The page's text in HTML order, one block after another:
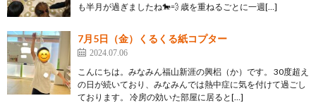
も半月が過ぎましたね🐎💨 歳を重ねるごとに一週[…]
7月5日（金）くるくる紙コプター
2024.07.06
こんにちは。みなみん福山新涯の興梠（か）です。 30度超え
の日が続いており、みなみんでは熱中症に気を付けて過ごし
ております。 冷房の効いた部屋に居ると[…]